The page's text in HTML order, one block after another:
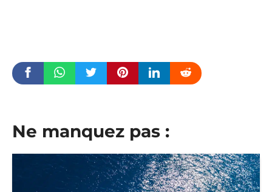
Ne manquez pas :